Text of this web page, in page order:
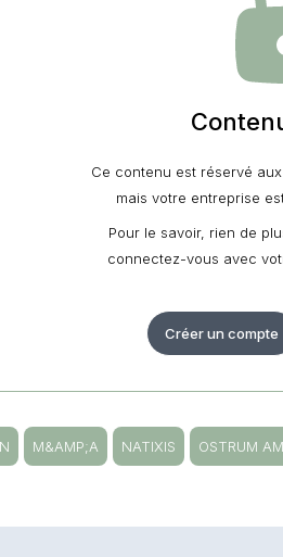
Ce contenu est réservé
mais votre entreprise
Pour le savoir, rien de
connectez-vous avec
Créer un compte
M&AMP;A NATIXIS OSTRUM AM